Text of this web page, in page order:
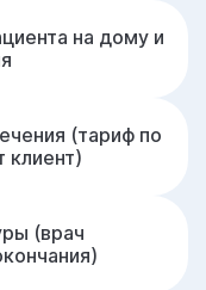
на дому и
(тариф по
клиент)
(врач